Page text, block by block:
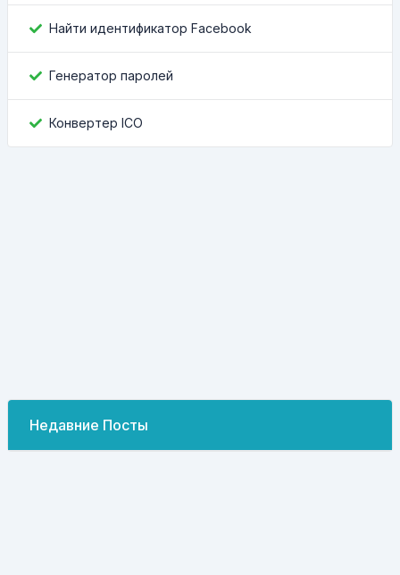
Найти идентификатор Facebook
Генератор паролей
Конвертер ICO
Недавние Посты